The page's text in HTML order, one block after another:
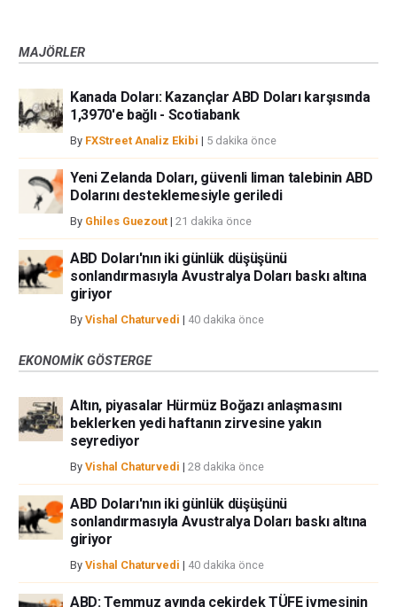
MAJÖRLER
Kanada Doları: Kazançlar ABD Doları karşısında
1,3970'e bağlı - Scotiabank
By FXStreet Analiz Ekibi | 5 dakika önce
Yeni Zelanda Doları, güvenli liman talebinin ABD
Dolarını desteklemesiyle geriledi
By Ghiles Guezout | 21 dakika önce
ABD Doları'nın iki günlük düşüşünü
sonlandırmasıyla Avustralya Doları baskı altına
giriyor
By Vishal Chaturvedi | 40 dakika önce
EKONOMIK GÖSTERGE
Altın, piyasalar Hürmüz Boğazı anlaşmasını
beklerken yedi haftanın zirvesine yakın
seyrediyor
By Vishal Chaturvedi | 28 dakika önce
ABD Doları'nın iki günlük düşüşünü
sonlandırmasıyla Avustralya Doları baskı altına
giriyor
By Vishal Chaturvedi | 40 dakika önce
ABD: Temmuz ayında çekirdek TÜFE ivmesinin